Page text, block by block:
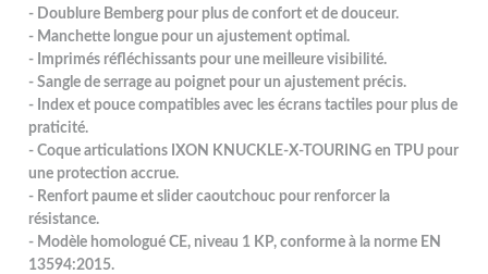
- Doublure Bemberg pour plus de confort et de douceur.
- Manchette longue pour un ajustement optimal.
- Imprimés réfléchissants pour une meilleure visibilité.
- Sangle de serrage au poignet pour un ajustement précis.
- Index et pouce compatibles avec les écrans tactiles pour plus de
praticité.
- Coque articulations IXON KNUCKLE-X-TOURING en TPU pour
une protection accrue.
- Renfort paume et slider caoutchouc pour renforcer la
résistance.
- Modèle homologué CE, niveau 1 KP, conforme à la norme EN
13594:2015.